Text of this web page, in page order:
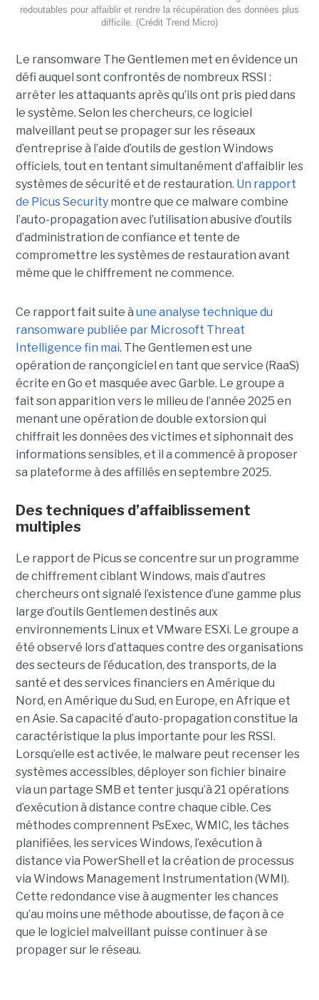
redoutables pour affaiblir et rendre la récupération des données plus
difficile. (Crédit Trend Micro)
Le ransomware The Gentlemen met en évidence un
défi auquel sont confrontés de nombreux RSSI :
arrêter les attaquants après qu’ils ont pris pied dans
le système. Selon les chercheurs, ce logiciel
malveillant peut se propager sur les réseaux
d’entreprise à l’aide d’outils de gestion Windows
officiels, tout en tentant simultanément d’affaiblir les
systèmes de sécurité et de restauration. Un rapport
de Picus Securitymontre que ce malware combine
l’auto-propagation avec l’utilisation abusive d’outils
d’administration de confiance et tente de
compromettre les systèmes de restauration avant
même que le chiffrement ne commence.
Ce rapport fait suite à une analyse technique du
ransomware publiée par Microsoft Threat
Intelligence fin mai. The Gentlemen est une
opération de rançongiciel en tant que service (RaaS)
écrite en Go et masquée avec Garble. Le groupe a
fait son apparition vers le milieu de l’année 2025 en
menant une opération de double extorsion qui
chiffrait les données des victimes et siphonnait des
informations sensibles, et il a commencé à proposer
sa plateforme à des affiliés en septembre 2025.
Des techniques d’affaiblissement
multiples
Le rapport de Picus se concentre sur un programme
de chiffrement ciblant Windows, mais d’autres
chercheurs ont signalé l’existence d’une gamme plus
large d’outils Gentlemen destinés aux
environnements Linux et VMware ESXi. Le groupe a
été observé lors d’attaques contre des organisations
des secteurs de l’éducation, des transports, de la
santé et des services financiers en Amérique du
Nord, en Amérique du Sud, en Europe, en Afrique et
en Asie. Sa capacité d’auto-propagation constitue la
caractéristique la plus importante pour les RSSI.
Lorsqu’elle est activée, le malware peut recenser les
systèmes accessibles, déployer son fichier binaire
via un partage SMB et tenter jusqu’à 21 opérations
d’exécution à distance contre chaque cible. Ces
méthodes comprennent PsExec, WMIC, les tâches
planifiées, les services Windows, l’exécution à
distance via PowerShell et la création de processus
via Windows Management Instrumentation (WMI).
Cette redondance vise à augmenter les chances
qu’au moins une méthode aboutisse, de façon à ce
que le logiciel malveillant puisse continuer à se
propager sur le réseau.